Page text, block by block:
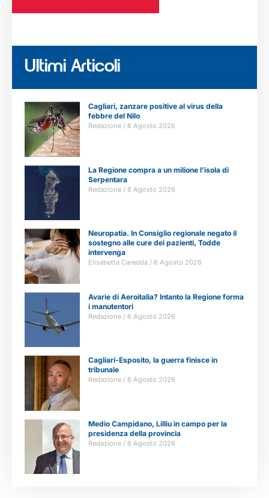
Ultimi Articoli
Cagliari, zanzare positive al virus della
febbre del Nilo
Redazione 6 Agosto 2026
La Regione compra a un milione l’isola di
Serpentara
Redazione 6 Agosto 2026
Neuropatia. In Consiglio regionale negato il
sostegno alle cure dei pazienti, Todde
intervenga
Elisabetta Caredda 6 Agosto 2026
Avarie di Aeroitalia? Intanto la Regione forma
i manutentori
Redazione 6 Agosto 2026
Cagliari-Esposito, la guerra finisce in
tribunale
Redazione 6 Agosto 2026
Medio Campidano, Lilliu in campo per la
presidenza della provincia
Redazione 6 Agosto 2026